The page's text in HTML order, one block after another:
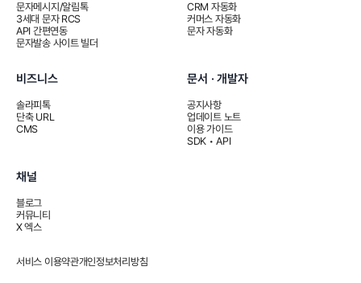
문자메시지/알림톡
3세대 문자 RCS
API 간편연동
문자발송 사이트 빌더
CRM 자동화
커머스 자동화
문자 자동화
비즈니스
솔라피톡
단축 URL
CMS
문서 · 개발자
공지사항
업데이트 노트
이용 가이드
SDK • API
채널
블로그
커뮤니티
X 엑스
서비스 이용약관개인정보처리방침